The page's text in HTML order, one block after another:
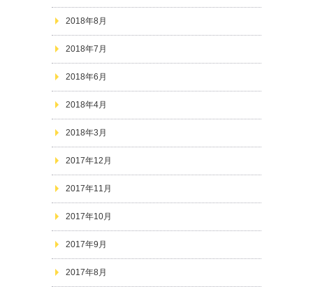
2018年8月
2018年7月
2018年6月
2018年4月
2018年3月
2017年12月
2017年11月
2017年10月
2017年9月
2017年8月